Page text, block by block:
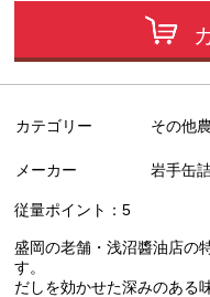
カテゴリー その他
メーカー 岩手缶
従量ポイント：5
盛岡の老舗・浅沼醬油店の
す。
だしを効かせた深みのある